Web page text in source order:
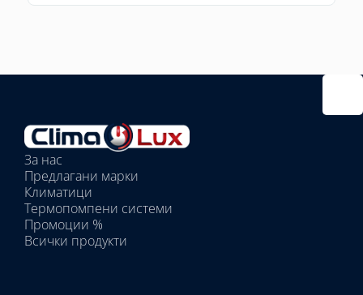
Избрани
вътрешни
тела:
Избрано
тяло:
За нас
Предлагани марки
Климатици
Термопомпени системи
Промоции %
Всички продукти